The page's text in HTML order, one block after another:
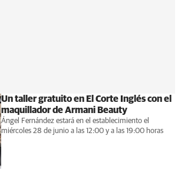
Un taller gratuito en El Corte Inglés con el
maquillador de Armani Beauty
Ángel Fernández estará en el establecimiento el
miércoles 28 de junio a las 12:00 y a las 19:00 horas